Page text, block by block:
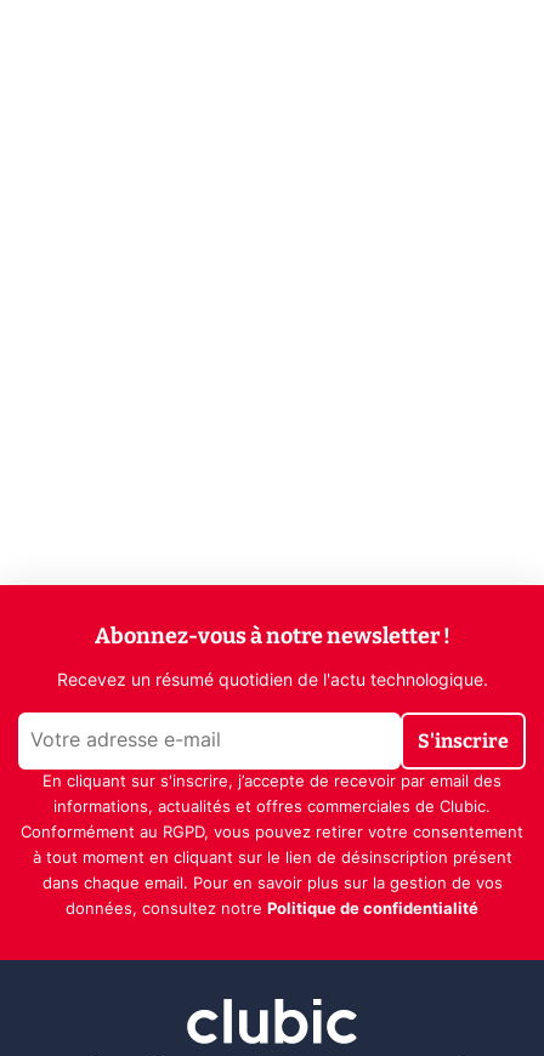
Abonnez-vous à notre newsletter !
Recevez un résumé quotidien de l'actu technologique.
S'inscrire
En cliquant sur s'inscrire, j’accepte de recevoir par email des
informations, actualités et offres commerciales de Clubic.
Conformément au RGPD, vous pouvez retirer votre consentement
à tout moment en cliquant sur le lien de désinscription présent
dans chaque email. Pour en savoir plus sur la gestion de vos
données, consultez notre Politique de confidentialité